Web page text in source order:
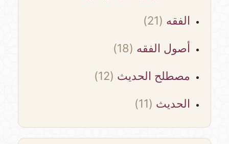
الفقه(21)
أصول الفقه(18)
مصطلح الحديث(12)
الحديث(11)